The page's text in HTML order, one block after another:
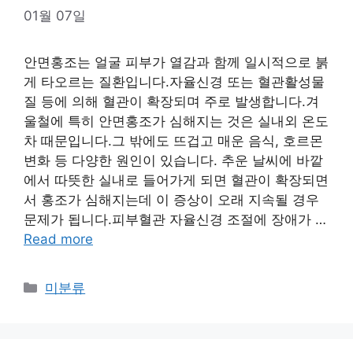
01월 07일
안면홍조는 얼굴 피부가 열감과 함께 일시적으로 붉
게 타오르는 질환입니다.자율신경 또는 혈관활성물
질 등에 의해 혈관이 확장되며 주로 발생합니다.겨
울철에 특히 안면홍조가 심해지는 것은 실내외 온도
차 때문입니다.그 밖에도 뜨겁고 매운 음식, 호르몬
변화 등 다양한 원인이 있습니다. 추운 날씨에 바깥
에서 따뜻한 실내로 들어가게 되면 혈관이 확장되면
서 홍조가 심해지는데 이 증상이 오래 지속될 경우
문제가 됩니다.피부혈관 자율신경 조절에 장애가 …
Read more
Categories
미분류